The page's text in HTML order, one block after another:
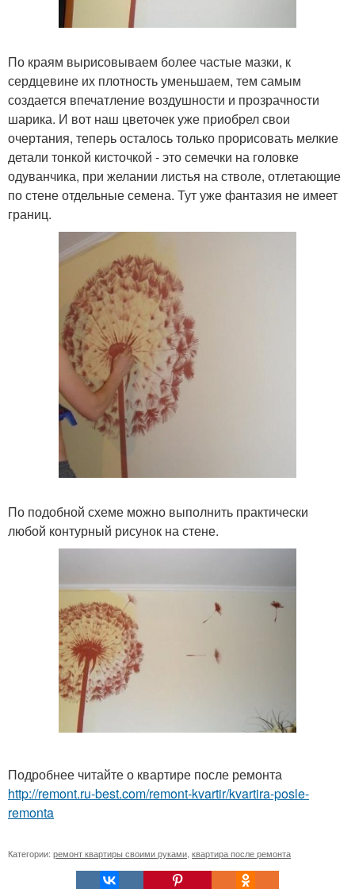
По краям вырисовываем более частые мазки, к
сердцевине их плотность уменьшаем, тем самым
создается впечатление воздушности и прозрачности
шарика. И вот наш цветочек уже приобрел свои
очертания, теперь осталось только прорисовать мелкие
детали тонкой кисточкой - это семечки на головке
одуванчика, при желании листья на стволе, отлетающие
по стене отдельные семена. Тут уже фантазия не имеет
границ.
По подобной схеме можно выполнить практически
любой контурный рисунок на стене.
Подробнее читайте о квартире после ремонта
http://remont.ru-best.com/remont-kvartir/kvartira-posle-
remonta
Категории: ремонт квартиры своими руками квартира после ремонта